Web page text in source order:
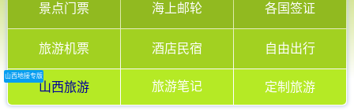
景点门票 海上邮轮 各国签证
旅游机票 酒店民宿 自由出行
山西旅游
山西地接专版
旅游笔记 定制旅游